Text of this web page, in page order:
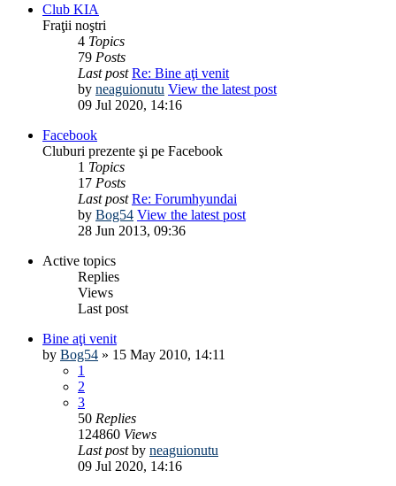
Club KIA
Fraţii noştri
4 Topics
79 Posts
Last post Re: Bine aţi venit
by neaguionutu View the latest post
09 Jul 2020, 14:16
Facebook
Cluburi prezente şi pe Facebook
1 Topics
17 Posts
Last post Re: Forumhyundai
by Bog54 View the latest post
28 Jun 2013, 09:36
Active topics
Replies
Views
Last post
Bine aţi venit
by Bog54 » 15 May 2010, 14:11
1
2
3
50 Replies
124860 Views
Last postby neaguionutu
09 Jul 2020, 14:16